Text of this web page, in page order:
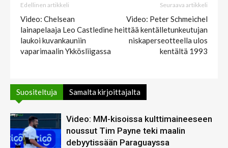
Edellinen artikkeli
Video: Chelsean
lainapelaaja Leo Castledine
laukoi kuvankauniin
vaparimaalin Ykkösliigassa
Seuraava artikkeli
Video: Peter Schmeichel
heittää kentälletunkeutujan
niskaperseotteella ulos
kentältä 1993
Suositeltuja Samalta kirjoittajalta
Video: MM-kisoissa kulttimaineeseen
noussut Tim Payne teki maalin
debyytissään Paraguayssa